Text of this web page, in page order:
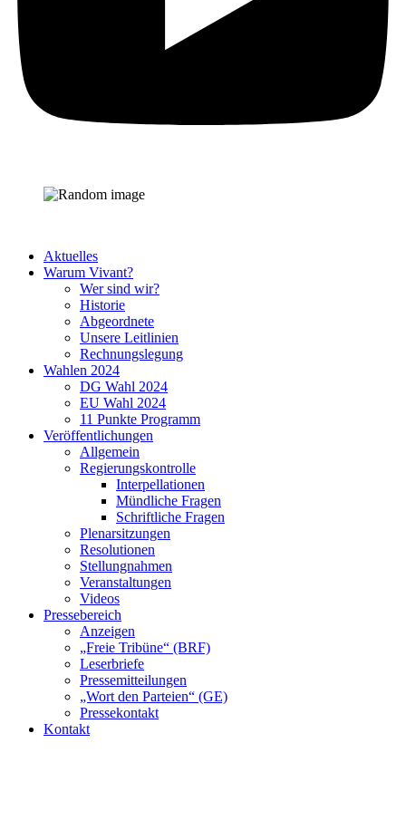
Aktuelles
Warum Vivant?
Wer sind wir?
Historie
Abgeordnete
Unsere Leitlinien
Rechnungslegung
Wahlen 2024
DG Wahl 2024
EU Wahl 2024
11 Punkte Programm
Veröffentlichungen
Allgemein
Regierungskontrolle
Interpellationen
Mündliche Fragen
Schriftliche Fragen
Plenarsitzungen
Resolutionen
Stellungnahmen
Veranstaltungen
Videos
Pressebereich
Anzeigen
„Freie Tribüne“ (BRF)
Leserbriefe
Pressemitteilungen
„Wort den Parteien“ (GE)
Pressekontakt
Kontakt